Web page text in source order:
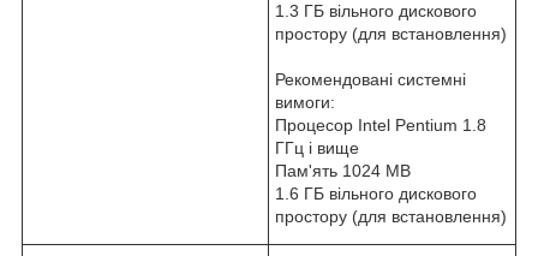
1.3 ГБ вільного дискового
простору (для встановлення)
Рекомендовані системні
вимоги:
Процесор Intel Pentium 1.8
ГГц і вище
Пам'ять 1024 MB
1.6 ГБ вільного дискового
простору (для встановлення)